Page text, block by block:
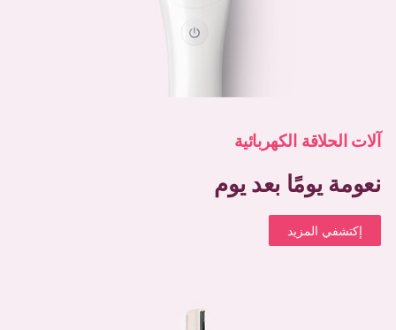
آلات الحلاقة الكهربائية
نعومة يومًا بعد يوم
إكتشفي المزيد